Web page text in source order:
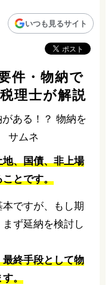
いつも見るサイト
件・物納で
理士が解説
、国債、非上場
ことです。
ですが、もし期
ず延納を検討し
終手段として物
す。